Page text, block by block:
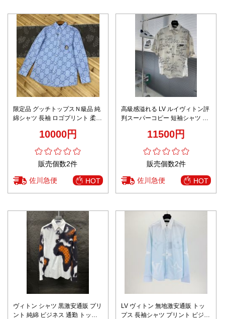
限定品 グッチトップスＮ級品 純
綿シャツ 長袖 ロゴプリント 柔ら
10000円
販売個数2件
佐川急便 HOT
高級感溢れる LV ルイヴィトン評
判スーパーコピー 短袖シャツ ハ
11500円
販売個数2件
佐川急便 HOT
ヴィトン シャツ 黒激安通販 プリ
ント 純綿 ビジネス 通勤 トップ
LV ヴィトン 無地激安通販 トッ
プス 長袖シャツ プリント ビジネ